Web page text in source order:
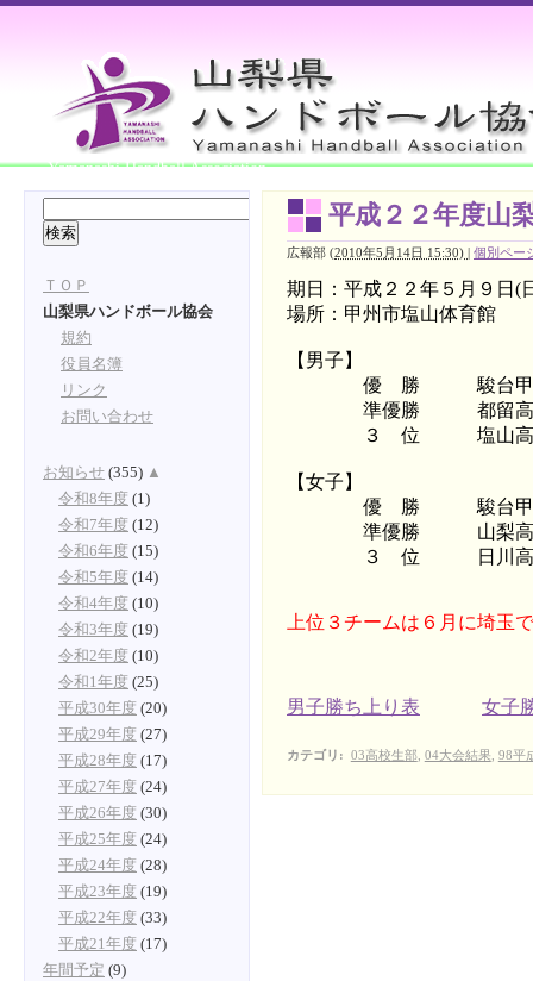
Yamanashi Handball Association
平成２２年度山
広報部 (2010年5月14日 15:30) | 個別ペー
期日：平成２２年５月９日 (
場所：甲州市塩山体育館
【男子】
優 勝 駿台甲府
準優勝 都留高
３ 位 塩山高
【女子】
優 勝 駿台甲府
準優勝 山梨高
３ 位 日川高
上位３チームは６月に埼玉
男子勝ち上り表 女子
カテゴリ : 03高校生部, 04大会結果 98平
ＴＯＰ
山梨県ハンドボール協会
規約
役員名簿
リンク
お問い合わせ
お知らせ (355) ▲
令和8年度 (1)
令和7年度 (12)
令和6年度 (15)
令和5年度 (14)
令和4年度 (10)
令和3年度 (19)
令和2年度 (10)
令和1年度 (25)
平成30年度 (20)
平成29年度 (27)
平成28年度 (17)
平成27年度 (24)
平成26年度 (30)
平成25年度 (24)
平成24年度 (28)
平成23年度 (19)
平成22年度 (33)
平成21年度 (17)
年間予定 (9)